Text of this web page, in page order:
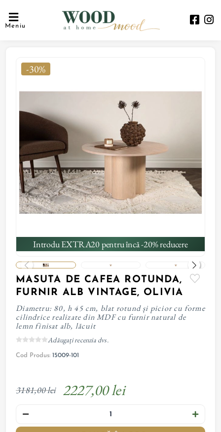
Meniu
-30%
Introdu EXTRA20 pentru încă -20% reducere
MASUTA DE CAFEA ROTUNDA,
FURNIR ALB VINTAGE, OLIVIA
Diametru: 80, h 45 cm, blat rotund și picior cu forme
cilindrice realizate din MDF cu furnir natural de
lemn finisat alb, lăcuit
Adăugați recenzia dvs.
Cod Produs: 15009-101
3181,00 lei 2227,00 lei